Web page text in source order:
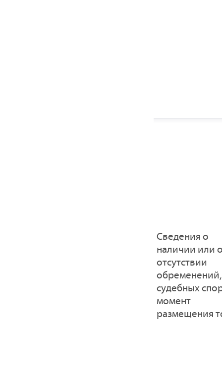
Cведения о
наличии или
отсутствии
обременений,
судебных
момент
размещения